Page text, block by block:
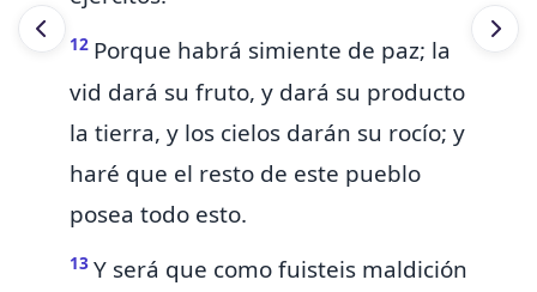
12 Porque habrá simiente de paz; la
vid dará su fruto, y dará su producto
la tierra, y los cielos darán su rocío; y
haré que el resto de este pueblo
posea todo esto.
13 Y será que comofuisteis maldición